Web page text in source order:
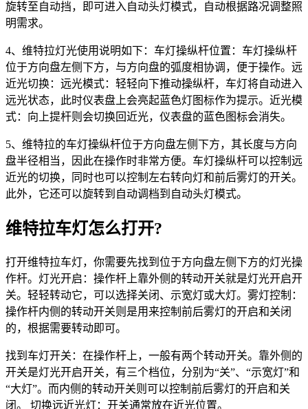
旋转至自动挡，即可进入自动头灯模式，自动根据路况调整照
明需求。
4、维特拉灯光使用说明如下：车灯操纵杆位置：车灯操纵杆
位于方向盘左侧下方，与方向盘的弧度相协调，便于操作。远
近光切换：远光模式：轻轻向下推动操纵杆，车灯将自动进入
远光状态，此时仪表盘上会亮起蓝色灯图标作为提示。近光模
式：向上提杆则会切换回近光，仪表盘的蓝色图标会消失。
5、维特拉的车灯操纵杆位于方向盘左侧下方，其长度与方向
盘半径相当，因此在操作时非常方便。车灯操纵杆可以控制远
近光的切换，同时也可以控制左右转向灯和前后雾灯的开关。
此外，它还可以旋转到自动调档到自动头灯模式。
维特拉车灯怎么打开?
打开维特拉车灯，你需要先找到位于方向盘左侧下方的灯光操
作杆。灯光开启：操作杆上靠外侧的转动开关就是灯光开启开
关。轻轻转动它，可以选择关闭、示宽灯或大灯。雾灯控制：
操作杆内侧的转动开关则是用来控制前后雾灯的开启和关闭
的，根据需要转动即可。
找到车灯开关：在操作杆上，一般有两个转动开关。靠外侧的
开关是灯光开启开关，有三个档位，分别为“关”、“示宽灯”和
“大灯”。而内侧的转动开关则可以控制前后雾灯的开启和关
闭。 切换远近光灯：开关通常放在近光位置。